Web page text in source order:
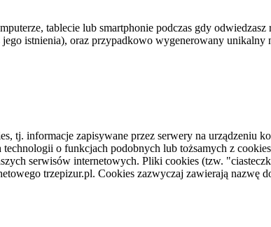
tablecie lub smartphonie podczas gdy
istnienia), oraz przypadkowo wygenerowany
tj. informacje zapisywane przez serwery na urządzeniu
o funkcjach podobnych lub tożsamych z
serwisów internetowych. Pliki cookies (tzw.
trzepizur.pl. Cookies zazwyczaj zawierają nazwę